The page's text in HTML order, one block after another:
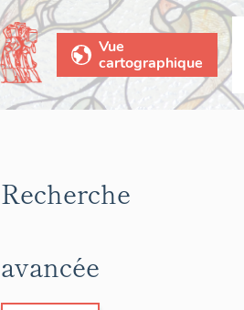
Vue
cartographique
Recherche
avancée